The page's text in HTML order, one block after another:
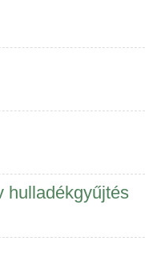
hulladékgyűjtés